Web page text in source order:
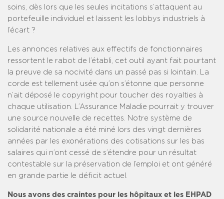
soins, dès lors que les seules incitations s’attaquent au
portefeuille individuel et laissent les lobbys industriels à
l’écart ?
Les annonces relatives aux effectifs de fonctionnaires
ressortent le rabot de l’établi, cet outil ayant fait pourtant
la preuve de sa nocivité dans un passé pas si lointain. La
corde est tellement usée qu’on s’étonne que personne
n’ait déposé le copyright pour toucher des royalties à
chaque utilisation. L’Assurance Maladie pourrait y trouver
une source nouvelle de recettes. Notre système de
solidarité nationale a été miné lors des vingt dernières
années par les exonérations des cotisations sur les bas
salaires qui n’ont cessé de s’étendre pour un résultat
contestable sur la préservation de l’emploi et ont généré
en grande partie le déficit actuel.
Nous avons des craintes pour les hôpitaux et les EHPAD